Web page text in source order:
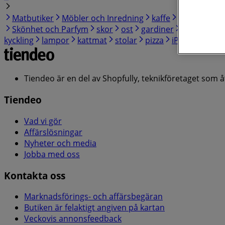
Matbutiker
Möbler och Inredning kaffe
Skönhet och Parfym
skor ost gardiner
kyckling
lampor kattmat stolar pizza iPhone
Tiendeo är en del av Shopfully, teknikföretaget
Tiendeo
Vad vi gör
Affärslösningar
Nyheter och media
Jobba med oss
Kontakta oss
Marknadsförings- och affärsbegäran
Butiken är felaktigt angiven på kartan
Veckovis annonsfeedback